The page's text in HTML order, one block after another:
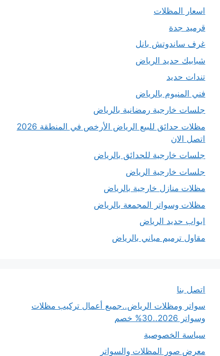
اسعار المظلات
قرميد جدة
غرف ساندوتش بانل
شبابيك حديد الرياض
تندات حديد
فني المنيوم بالرياض
جلسات خارجية رمضانية بالرياض
مظلات حدائق للبيع الرياض الأرخص في المنطقة 2026
اتصل الان
جلسات خارجية للحدائق بالرياض
جلسات خارجية الرياض
مظلات منازل خارجية بالرياض
مظلات وسواتر المجمعة بالرياض
ابواب حديد الرياض
مقاول ترميم مباني بالرياض
اتصل بنا
سواتر ومظلات الرياض..جميع أعمال تركيب مظلات
وسواتر 2026..30% خصم
سياسة الخصوصية
معرض صور المظلات والسواتر